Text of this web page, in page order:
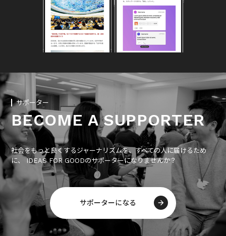
サポーター
BECOME A SUPPORTER
社会をもっと良くするジャーナリズムを、すべての人に届けるため
に、 IDEAS FOR GOODのサポーターになりませんか？
サポーターになる